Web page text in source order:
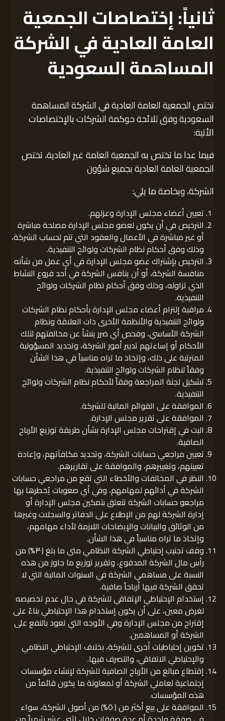
ثانياً: إختصاصات الجمعية
العامة العادية في الشركة
المساهمة السعودية
تختص الجمعية العامة العادية في الشركة المساهمة
السعودية وفق للائحة حوكمة الشركات بالإختصاصات
الأتية:
فيما عدا ما تختص به الجمعية العامة غير العادية، تختص
الجمعية العامة العادية بجميع شؤون
الشركة، وبخاصة ما يلي:
تعيين أعضاء مجلس الإدارة وعزلهم.
الترخيص في أن يكون لعضو مجلس الإدارة مصلحة مباشرة
أو غير مباشرة في الأعمال والعقود التي تتم لحساب الشركة،
وذلك وفق أحكام نظام الشركات ولوائح التنفيذية.
الترخيص بإشتراك عضو مجلس الإدارة في أي عمل من شأنه
منافسة الشركة، أو أن ينافس الشركة في أحد فروع النشاط
الذي تزاوله، وذلك وفق أحكام نظام الشركات ولوائح
التنفيذية.
مراقبة إلتزام أعضاء مجلس الإدارة بأحكام نظام الشركات
ولوائح التنفيذية والأنظمة الأخرى ذات العلاقة ونظام
الشركة الأساسي، وفحص أي ضرر ينشأ عن مخالفتهم لتلك
الأحكام أو إساءتهم تدبير أمور الشركة، وتحديد المسؤولية
المترتبة على ذلك، وإتخاذ ما تراه مناسباً في هذا الشأن
وفقاً لنظام الشركات ولوائح التنفيذية.
تشكيل لجنة المراجعة وفقاً لأحكام نظام الشركات ولوائح
التنفيذية.
الموافقة على القوائم المالية للشركة.
الموافقة على تقرير مجلس الإدارة.
البت في إقتراحات مجلس الإدارة بشأن طريقة توزيع الأرباح
الصافية.
تعيين مراجعي حسابات الشركة، وتحديد مكافآتهم، وإعادة
تعيينهم، وتغييرهم، والموافقة على تقاريرهم.
النظر في المخالفات والأخطاء التي تقع من مراجعي حسابات
الشركة في أدائهم لمهامهم، وفي أي صعوبات يُخطرها بها
مراجعو حسابات الشركة تتعلق بتمكين مجلس الإدارة أو
إدارة الشركة لهم من الإطلاع على الدفاتر والسجلات وغيرها
من الوثائق والبيانات والإيضاحات اللازمة لأداء مهامهم،
وإتخاذ ما تراه مناسباً في هذا الشأن.
وقف تجنيب إحتياطي الشركة النظامي متى ما بلغ (٣٠%) من
رأس مال الشركة المدفوع، وتقرير توزيع ما جاوز من هذه
النسبة على مساهمي الشركة في السنوات المالية التي لا
تحقق الشركة فيها أرباحاً صافية.
إستخدام الإحتياطي الإتفاقي للشركة في حال عدم تخصيصه
لغرض معين، على أن يكون إستخدام هذا الإحتياطي بناءً على
إقتراح من مجلس الإدارة وفي الأوجه التي تعود بالنفع على
الشركة أو المساهمين.
تكوين إحتياطيات أخرى للشركة، بخلاف الإحتياطي النظامي
والإحتياطي الاتفاقي، والتصرف فيها.
إقتطاع مبالغ من الأرباح الصافية للشركة لإنشاء مؤسسات
إجتماعية لعاملي الشركة أو لمعاونة ما يكون قائماً من
هذه المؤسسات.
الموافقة على بيع أكثر من (٥٠%) من أصول الشركة، سواء